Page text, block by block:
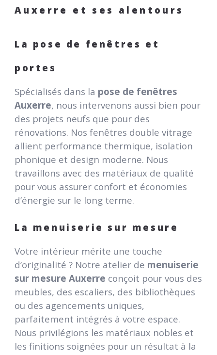
Auxerre et ses alentours
La pose de fenêtres et
portes
Spécialisés dans la pose de fenêtres
Auxerre, nous intervenons aussi bien pour
des projets neufs que pour des
rénovations. Nos fenêtres double vitrage
allient performance thermique, isolation
phonique et design moderne. Nous
travaillons avec des matériaux de qualité
pour vous assurer confort et économies
d’énergie sur le long terme.
La menuiserie sur mesure
Votre intérieur mérite une touche
d’originalité ? Notre atelier de menuiserie
sur mesure Auxerre conçoit pour vous des
meubles, des escaliers, des bibliothèques
ou des agencements uniques,
parfaitement intégrés à votre espace.
Nous privilégions les matériaux nobles et
les finitions soignées pour un résultat à la